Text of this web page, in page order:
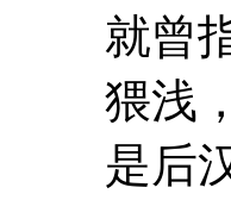
就曾
猥浅
是后